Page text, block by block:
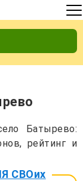
Батырево:
рейтинг и
СВОих